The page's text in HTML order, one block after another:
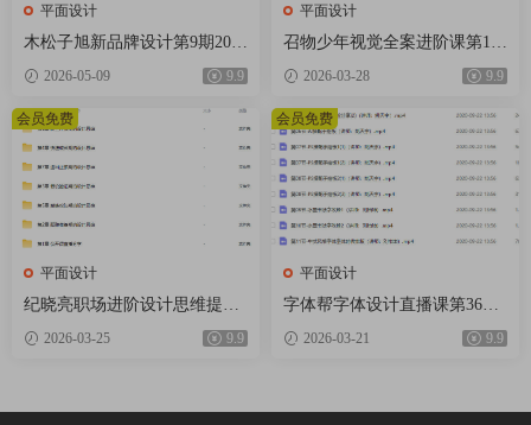
平面设计
木松子旭新品牌设计第9期2025
AI辅助计划【画质高清有素
2026-05-09 9.9
平面设计
召物少年视觉全案进阶课第14
期2026【画质高清有素材】
2026-03-28 9.9
平面设计
纪晓亮职场进阶设计思维提升
三十六计【画质不错只有视
2026-03-25 9.9
会员免费
平面设计
字体帮字体设计直播课第36期
刘兵克【画质不错有素材】
2026-03-21 9.9
会员免费